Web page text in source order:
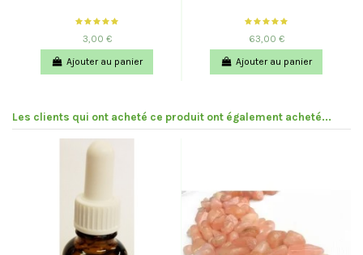
3,00 €
Ajouter au panier
63,00 €
Ajouter au panier
Les clients qui ont acheté ce produit ont également acheté...